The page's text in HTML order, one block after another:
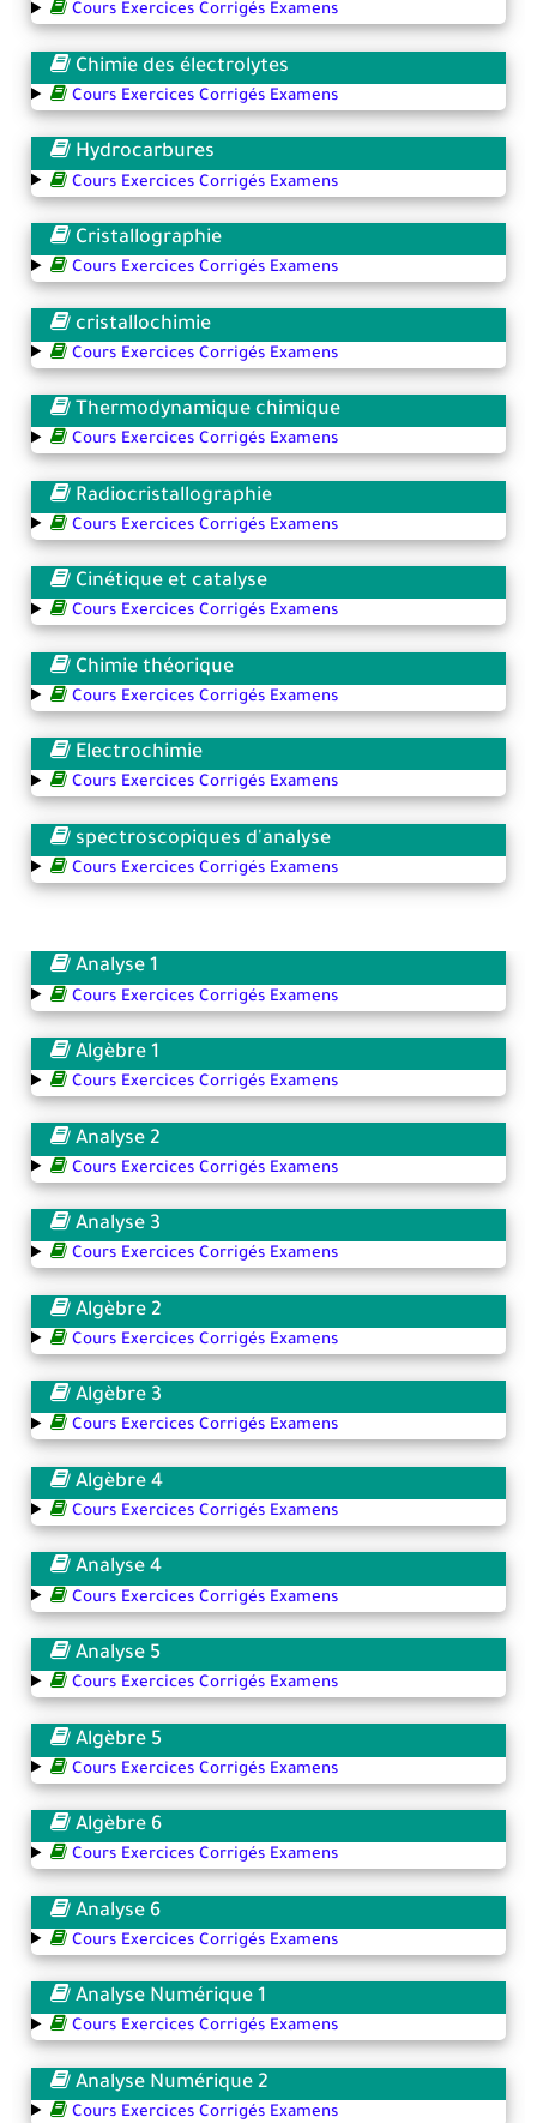
Cours Exercices Corrigés Examens
Chimie des électrolytes
Cours Exercices Corrigés Examens
Hydrocarbures
Cours Exercices Corrigés Examens
Cristallographie
Cours Exercices Corrigés Examens
cristallochimie
Cours Exercices Corrigés Examens
Thermodynamique chimique
Cours Exercices Corrigés Examens
Radiocristallographie
Cours Exercices Corrigés Examens
Cinétique et catalyse
Cours Exercices Corrigés Examens
Chimie théorique
Cours Exercices Corrigés Examens
Electrochimie
Cours Exercices Corrigés Examens
spectroscopiques d'analyse
Cours Exercices Corrigés Examens
Analyse 1
Cours Exercices Corrigés Examens
Algèbre 1
Cours Exercices Corrigés Examens
Analyse 2
Cours Exercices Corrigés Examens
Analyse 3
Cours Exercices Corrigés Examens
Algèbre 2
Cours Exercices Corrigés Examens
Algèbre 3
Cours Exercices Corrigés Examens
Algèbre 4
Cours Exercices Corrigés Examens
Analyse 4
Cours Exercices Corrigés Examens
Analyse 5
Cours Exercices Corrigés Examens
Algèbre 5
Cours Exercices Corrigés Examens
Algèbre 6
Cours Exercices Corrigés Examens
Analyse 6
Cours Exercices Corrigés Examens
Analyse Numérique 1
Cours Exercices Corrigés Examens
Analyse Numérique 2
Cours Exercices Corrigés Examens